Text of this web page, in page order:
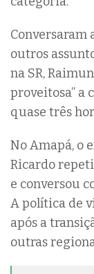
Conversaram
outros
na SR,
proveitosa” a
quase três
No Amapá, o
Ricardo
e conversou
A política de
após a
outras